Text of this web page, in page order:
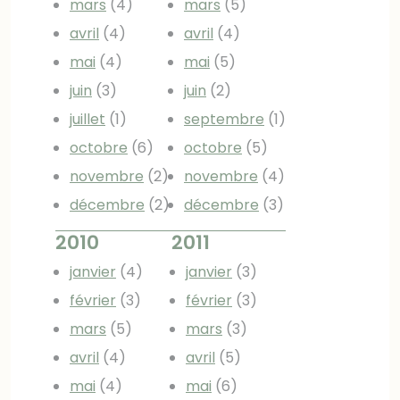
mars (4)
avril (4)
mai (4)
juin (3)
juillet (1)
octobre (6)
novembre (2)
décembre (2)
mars (5)
avril (4)
mai (5)
juin (2)
septembre (1)
octobre (5)
novembre (4)
décembre (3)
2010
janvier (4)
février (3)
mars (5)
avril (4)
mai (4)
2011
janvier (3)
février (3)
mars (3)
avril (5)
mai (6)